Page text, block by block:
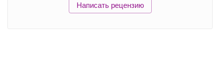
Написать рецензию